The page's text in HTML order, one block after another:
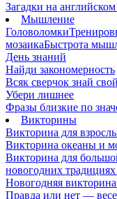
Загадки на
Мышление
Головоломки
мозаикаБыстрота
День знаний
Найди закономерность
Всяк сверчок знай
Убери лишнее
Фразы близкие по
Викторины
Викторина для
Викторина океаны и
Викторина для
новогодних
Новогодняя
Правда или нет —